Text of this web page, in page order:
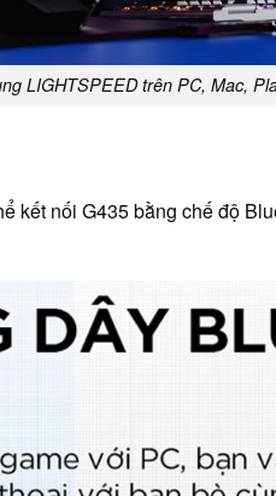
LIGHTSPEED trên PC, Mac,
kết nối G435 bằng chế độ